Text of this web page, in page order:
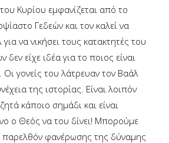
Κυρίου εμφανίζεται από το
Γεδεών και τον καλεί να
να νικήσει τους κατακτητές του
δεν είχε ιδέα για το ποιος είναι
γονείς του λάτρευαν τον Βαάλ
της ιστορίας. Είναι λοιπόν
κάποιο σημάδι και είναι
ο Θεός να του δίνει! Μπορούμε
παρελθόν φανέρωσης της δύναμης